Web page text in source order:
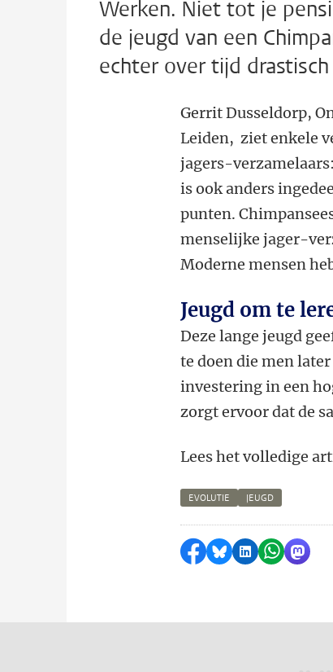
Werken. Niet tot je
de jeugd van een
echter over tijd
Gerrit Dusseldorp,
Leiden, ziet enkele
jagers-
is ook anders
punten.
menselijke jager-
Moderne mensen
Jeugd om te
Deze lange jeugd
te doen die men
investering in een
zorgt ervoor dat de
Lees het volledige
EVOLUTIE JEUGD
Delen op Facebook
Delen via Bluesky
Delen opDelen via